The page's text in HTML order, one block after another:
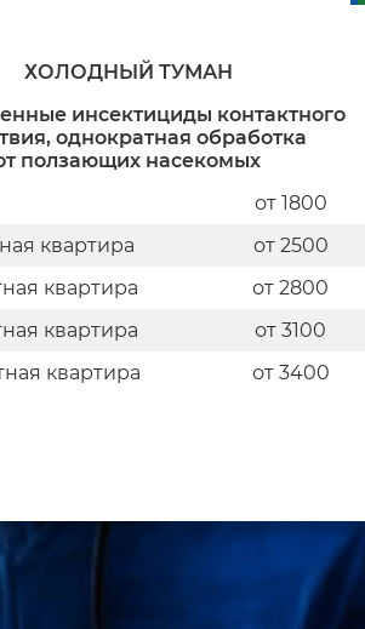
ХОЛОДНЫЙ ТУМАН
инсектициды контактного
однократная обработка
ползающих насекомых
от 1800
квартира
от 2500
квартира
от 2800
квартира
от 3100
квартира
от 3400